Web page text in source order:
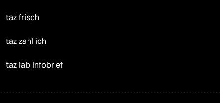
taz frisch
taz zahl ich
taz lab Infobrief